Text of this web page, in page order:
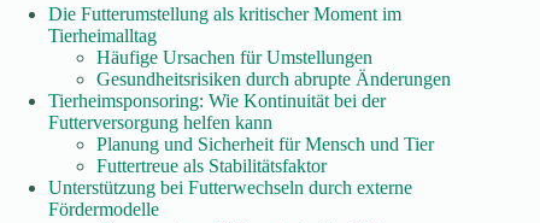
Die Futterumstellung als kritischer Moment im
Tierheimalltag
Häufige Ursachen für Umstellungen
Gesundheitsrisiken durch abrupte Änderungen
Tierheimsponsoring: Wie Kontinuität bei der
Futterversorgung helfen kann
Planung und Sicherheit für Mensch und Tier
Futtertreue als Stabilitätsfaktor
Unterstützung bei Futterwechseln durch externe
Fördermodelle